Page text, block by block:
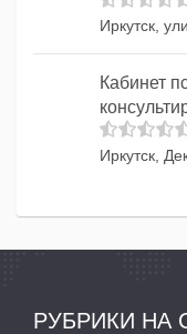
Иркутск,
Кабинет
Иркутск,
РУБРИКИ НА